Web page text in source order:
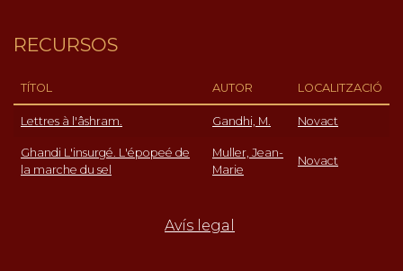
RECURSOS
TÍTOL AUTOR LOCALITZACIÓ
Lettres à l'âshram. Gandhi, M. Novact
Ghandi L'insurgé. L'épopeé de
la marche du sel
Muller, Jean-
Marie
Novact
Avís legal